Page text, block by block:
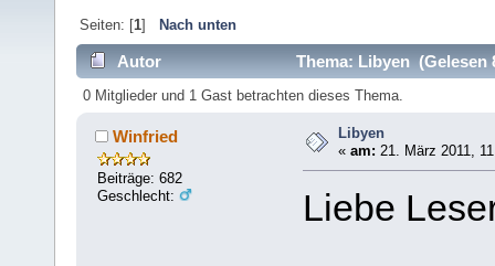
Seiten: [1] Nach unten
Autor Thema: Libyen (Gelesen
0 Mitglieder und 1 Gast betrachten dieses Thema.
Winfried
Beiträge: 682
Geschlecht:
Libyen
«am: 21. März 2011,
Liebe